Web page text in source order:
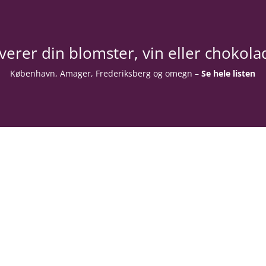
din blomster, vin eller
København, Amager, Frederiksberg og omegn –Se hele listen